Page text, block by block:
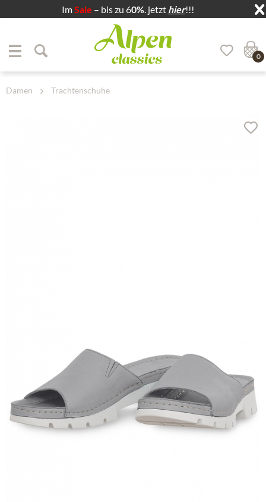
ImSale – bis zu 60%. jetzt hier!!!
Zum Hauptbereich springen
0
Damen Trachtenschuhe